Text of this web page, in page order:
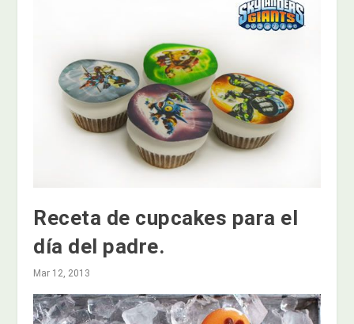
Receta de cupcakes para el
día del padre.
Mar 12, 2013